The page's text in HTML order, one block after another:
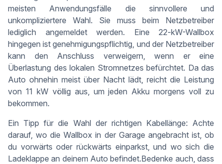
meisten Anwendungsfälle die sinnvollere und
unkompliziertere Wahl. Sie muss beim Netzbetreiber
lediglich angemeldet werden. Eine 22-kW-Wallbox
hingegen ist genehmigungspflichtig, und der Netzbetreiber
kann den Anschluss verweigern, wenn er eine
Überlastung des lokalen Stromnetzes befürchtet. Da das
Auto ohnehin meist über Nacht lädt, reicht die Leistung
von 11 kW völlig aus, um jeden Akku morgens voll zu
bekommen.
Ein Tipp für die Wahl der richtigen Kabellänge: Achte
darauf, wo die Wallbox in der Garage angebracht ist, ob
du vorwärts oder rückwärts einparkst, und wo sich die
Ladeklappe an deinem Auto befindet.Bedenke auch, dass